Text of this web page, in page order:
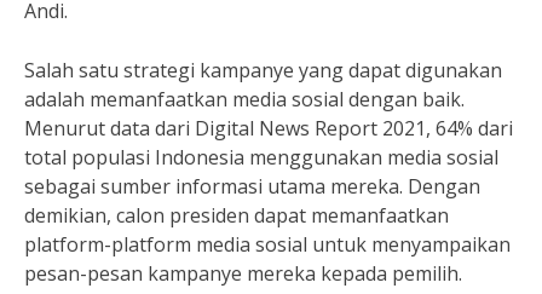
Andi.
Salah satu strategi kampanye yang dapat digunakan
adalah memanfaatkan media sosial dengan baik.
Menurut data dari Digital News Report 2021, 64% dari
total populasi Indonesia menggunakan media sosial
sebagai sumber informasi utama mereka. Dengan
demikian, calon presiden dapat memanfaatkan
platform-platform media sosial untuk menyampaikan
pesan-pesan kampanye mereka kepada pemilih.